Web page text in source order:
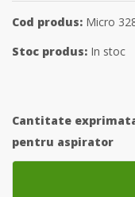
Cod produs: Micro
Stoc produs: In stoc
Cantitate
pentru aspirator